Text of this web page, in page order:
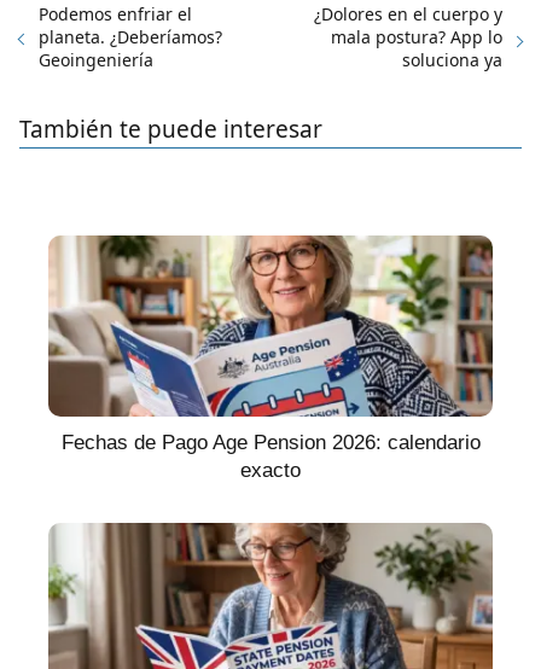
Podemos enfriar el
planeta. ¿Deberíamos?
Geoingeniería
¿Dolores en el cuerpo y
mala postura? App lo
soluciona ya
También te puede interesar
Fechas de Pago Age Pension 2026: calendario
exacto